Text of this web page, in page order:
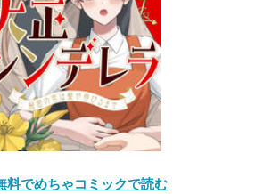
料でめちゃコミックで読む